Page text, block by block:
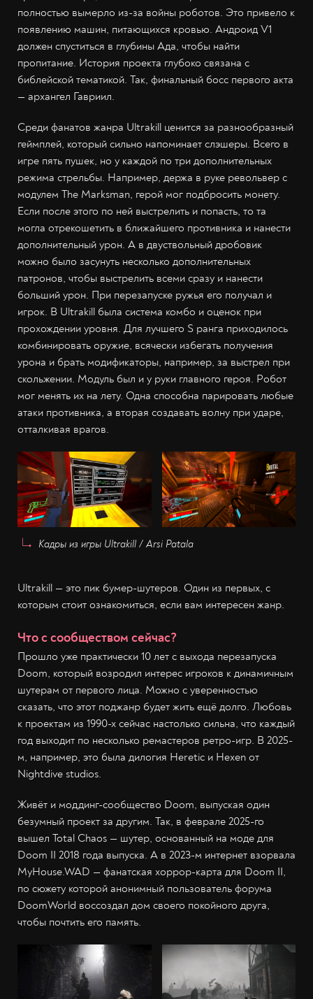
полностью вымерло из-за войны роботов. Это привело к
появлению машин, питающихся кровью. Андроид V1
должен спуститься в глубины Ада, чтобы найти
пропитание. История проекта глубоко связана с
библейской тематикой. Так, финальный босс первого акта
— архангел Гавриил.
Среди фанатов жанра Ultrakill ценится за разнообразный
геймплей, который сильно напоминает слэшеры. Всего в
игре пять пушек, но у каждой по три дополнительных
режима стрельбы. Например, держа в руке револьвер с
модулем The Marksman, герой мог подбросить монету.
Если после этого по ней выстрелить и попасть, то та
могла отрекошетить в ближайшего противника и нанести
дополнительный урон. А в двуствольный дробовик
можно было засунуть несколько дополнительных
патронов, чтобы выстрелить всеми сразу и нанести
больший урон. При перезапуске ружья его получал и
игрок. В Ultrakill была система комбо и оценок при
прохождении уровня. Для лучшего S ранга приходилось
комбинировать оружие, всячески избегать получения
урона и брать модификаторы, например, за выстрел при
скольжении. Модуль был и у руки главного героя. Робот
мог менять их на лету. Одна способна парировать любые
атаки противника, а вторая создавать волну при ударе,
отталкивая врагов.
Кадры из игры Ultrakill / Arsi Patala
Ultrakill — это пик бумер-шутеров. Один из первых, с
которым стоит ознакомиться, если вам интересен жанр.
Что с сообществом сейчас?
Прошло уже практически 10 лет с выхода перезапуска
Doom, который возродил интерес игроков к динамичным
шутерам от первого лица. Можно с уверенностью
сказать, что этот поджанр будет жить ещё долго. Любовь
к проектам из 1990-х сейчас настолько сильна, что каждый
год выходит по несколько ремастеров ретро-игр. В 2025-
м, например, это была дилогия Heretic и Hexen от
Nightdive studios.
Живёт и моддинг-сообщество Doom, выпуская один
безумный проект за другим. Так, в феврале 2025-го
вышел Total Chaos — шутер, основанный на моде для
Doom II 2018 года выпуска. А в 2023-м интернет взорвала
MyHouse.WAD — фанатская хоррор-карта для Doom II,
по сюжету которой анонимный пользователь форума
DoomWorld воссоздал дом своего покойного друга,
чтобы почтить его память.